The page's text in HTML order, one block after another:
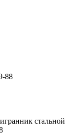
88
стальной